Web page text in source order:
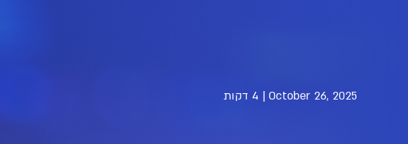
October 26, 2025
| 4 דקות